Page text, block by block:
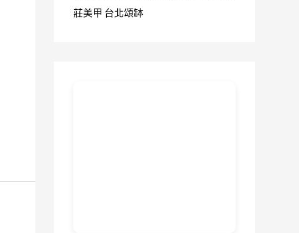
莊美甲 台北頌缽